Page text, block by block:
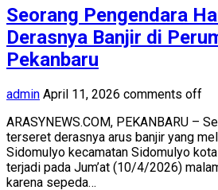
Seorang Pengendara
Derasnya Banjir di
Pekanbaru
admin April 11, 2026 comments off
ARASYNEWS.COM, PEKANBARU –
terseret derasnya arus banjir yang
Sidomulyo kecamatan Sidomulyo
terjadi pada Jum’at (10/4/2026)
karena sepeda…